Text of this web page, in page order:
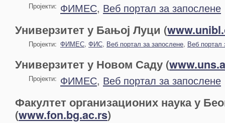
Пројекти: ФИМЕС, Веб портал за запослене
Универзитет у Бањој Луци (
Пројекти: ФИМЕС, ФИС, Веб портал за запослене, Веб портал
Универзитет у Новом Саду (
Пројекти: ФИМЕС, Веб портал за запослене
Факултет организационих наука у
(www.fon.bg.ac.rs)